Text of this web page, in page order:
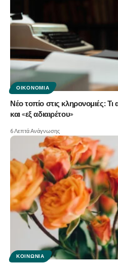
ΟΙΚΟΝΟΜΊΑ
Νέο τοπίο στις κληρονομιές: Τι
και «εξ αδιαιρέτου»
6 Λεπτά Ανάγνωσης
ΚΟΙΝΩΝΊΑ